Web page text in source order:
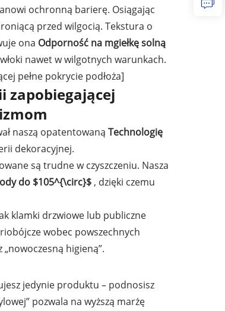
ochronną barierę. Osiągając
przed wilgocią. Tekstura o
ona Odporność na mgiełkę solną
nawet w wilgotnych warunkach.
pełne pokrycie podłoża]
zapobiegającej
naszą opatentowaną Technologię
dekoracyjnej.
są trudne w czyszczeniu. Nasza
do $105^{\circ}$ , dzięki czemu
klamki drzwiowe lub publiczne
wobec powszechnych
higieną”.
jedynie produktu – podnosisz
pozwala na wyższą marżę